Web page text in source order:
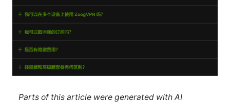
Parts of this article were generated with AI